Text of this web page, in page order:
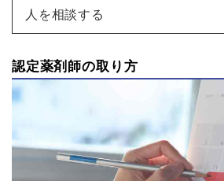
人を相談する
認定薬剤師の取り方